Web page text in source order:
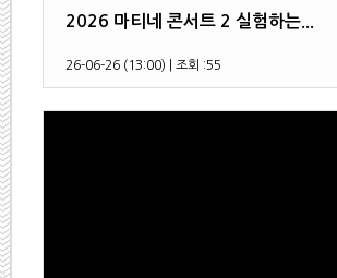
2026 마티네 콘서트 2 실험하는...
26-06-26 (13:00) 조회 :55